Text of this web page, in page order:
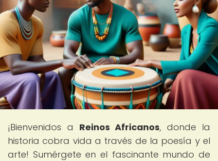
¡Bienvenidos a Reinos Africanos, donde la
historia cobra vida a través de la poesía y el
arte! Sumérgete en el fascinante mundo de